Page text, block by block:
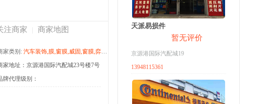
家类别: 汽车装饰,膜,窗膜,威固,窗膜,弈龙世家,杜邦,车姿百态,朗盾,派勒,导航,卡仕达,行影通
家地址：京源港国际汽配城23号楼7号
牌代理级别：
注商家 商家地图 天派易损件
暂无评价
京源港国际汽配城19
13948115361